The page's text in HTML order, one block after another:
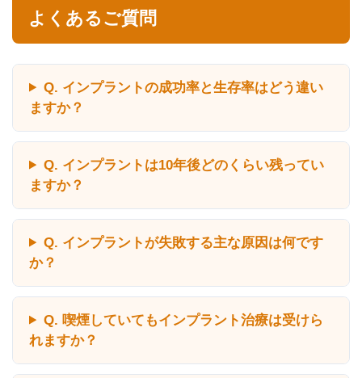
よくあるご質問
Q. インプラントの成功率と生存率はどう違い
ますか？
Q. インプラントは10年後どのくらい残ってい
ますか？
Q. インプラントが失敗する主な原因は何です
か？
Q. 喫煙していてもインプラント治療は受けら
れますか？